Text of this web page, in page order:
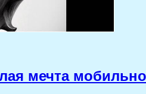
мечта